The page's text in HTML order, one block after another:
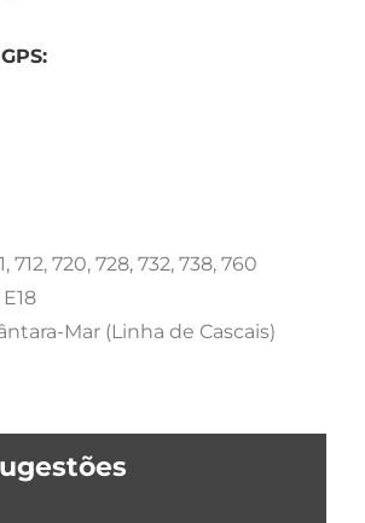
712, 720, 728, 732, 738, 760
Mar (Linha de Cascais)